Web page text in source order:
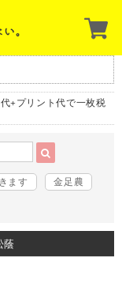
+プリント代で一枚税
ます
金足農
蔭